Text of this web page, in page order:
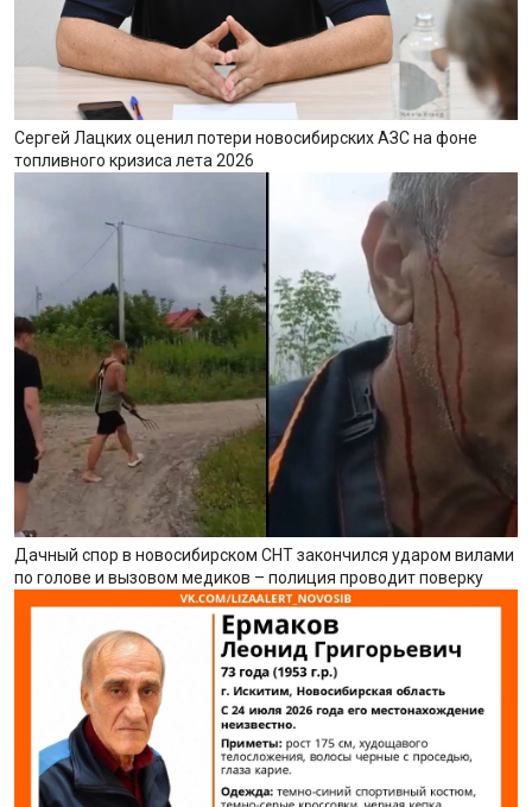
Сергей Лацких оценил потери новосибирских АЗС на фоне
топливного кризиса лета 2026
Дачный спор в новосибирском СНТ закончился ударом вилами
по голове и вызовом медиков – полиция проводит поверку